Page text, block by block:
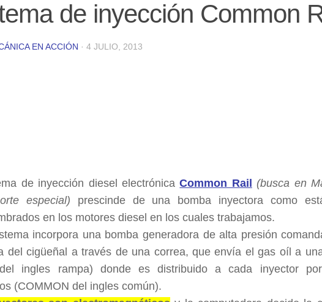
de inyección Common
EN ACCIÓN · 4 JULIO, 2013
de inyección diesel electrónicaCommon Rail
(busca en
especial) prescinde de una bomba inyectora como
en los motores diesel en los cuales trabajamos.
incorpora una bomba generadora de alta presión
del cigüeñal a través de una correa, que envía el gas oíl a
ingles rampa) donde es distribuido a cada inyector
(COMMON del ingles común).